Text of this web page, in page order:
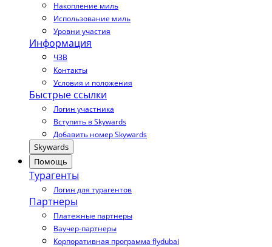
Накопление миль
Использование миль
Уровни участия
Информация
ЧЗВ
Контакты
Условия и положения
Быстрые ссылки
Логин участника
Вступить в Skywards
Добавить номер Skywards
Skywards
Помощь
Турагенты
Логин для турагентов
Партнеры
Платежные партнеры
Ваучер-партнеры
Корпоративная программа flydubai